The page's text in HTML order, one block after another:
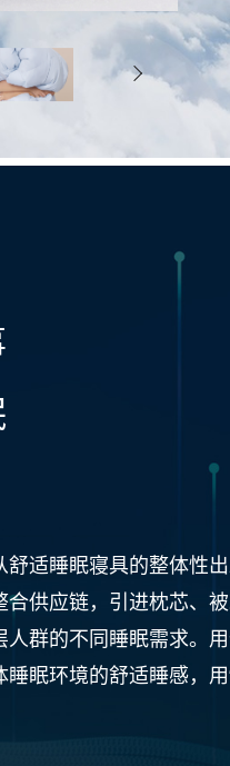
舒适睡眠寝具的整体性
合供应链，引进枕芯、
人群的不同睡眠需求。
眠环境的舒适睡感，用